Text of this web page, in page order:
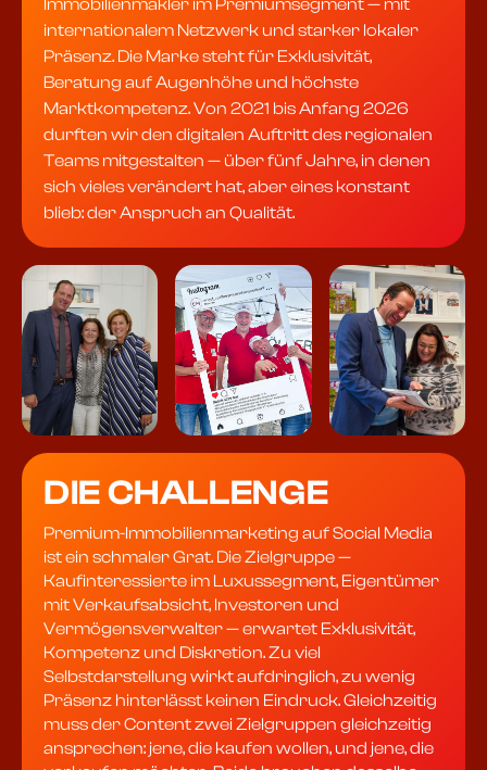
Immobilienmakler im Premiumsegment — mit
internationalem Netzwerk und starker lokaler
Präsenz. Die Marke steht für Exklusivität,
Beratung auf Augenhöhe und höchste
Marktkompetenz. Von 2021 bis Anfang 2026
durften wir den digitalen Auftritt des regionalen
Teams mitgestalten — über fünf Jahre, in denen
sich vieles verändert hat, aber eines konstant
blieb: der Anspruch an Qualität.
DIE CHALLENGE
Premium-Immobilienmarketing auf Social Media
ist ein schmaler Grat. Die Zielgruppe —
Kaufinteressierte im Luxussegment, Eigentümer
mit Verkaufsabsicht, Investoren und
Vermögensverwalter — erwartet Exklusivität,
Kompetenz und Diskretion. Zu viel
Selbstdarstellung wirkt aufdringlich, zu wenig
Präsenz hinterlässt keinen Eindruck. Gleichzeitig
muss der Content zwei Zielgruppen gleichzeitig
ansprechen: jene, die kaufen wollen, und jene, die